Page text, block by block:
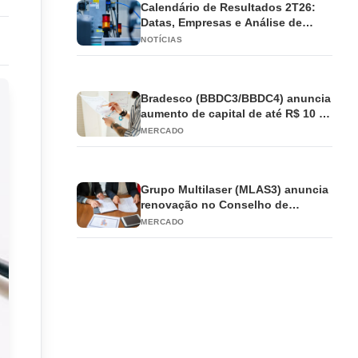
Calendário de Resultados 2T26:
Datas, Empresas e Análise de
Impacto
NOTÍCIAS
Bradesco (BBDC3/BBDC4) anuncia
aumento de capital de até R$ 10 bi
e antecipa JCP
MERCADO
Grupo Multilaser (MLAS3) anuncia
renovação no Conselho de
Administração
MERCADO